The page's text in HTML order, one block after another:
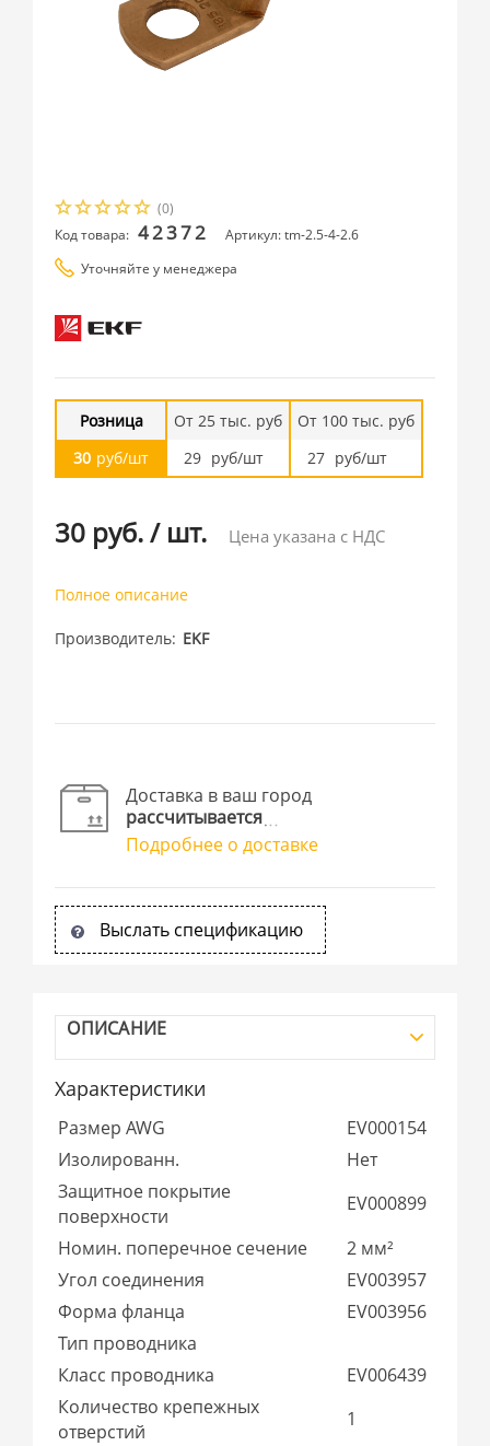
(0)
Код товара: 42372
Артикул: tm-2.5-4-2.6
Уточняйте у менеджера
Розница
30 руб/шт
От 25 тыс. руб
29 руб/шт
От 100 тыс. руб
27 руб/шт
30 руб./ шт. Цена указана с НДС
Полное описание
Производитель EKF
Доставка в ваш город
рассчитывается
Подробнее о доставке
Выслать спецификацию
ОПИСАНИЕ
Характеристики
Размер AWG
EV000154
Изолированн.
Нет
Защитное покрытие
поверхности
EV000899
Номин. поперечное сечение
2 мм²
Угол соединения
EV003957
Форма фланца
EV003956
Тип проводника
Класс проводника
EV006439
Количество крепежных
отверстий
1